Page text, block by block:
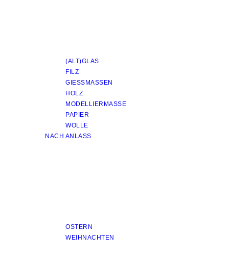
(ALT)GLAS
FILZ
GIESSMASSEN
HOLZ
MODELLIERMASSE
PAPIER
WOLLE
NACH ANLASS
OSTERN
WEIHNACHTEN